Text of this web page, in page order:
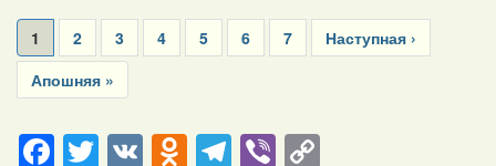
Pagination
Current
page
1 Page
2 Page
3 Page
4 Page
5 Page
6 Page
7
Next
page
Наступная ›
Last
page
Апошняя »
Facebook
Twitter
VKOdnoklassniki
Telegram
ViberCopy